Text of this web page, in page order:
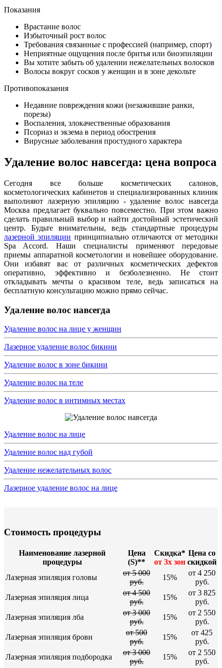
Показания
Врастание волос
Избыточный рост волос
Требования связанные с профессией (например, спорт)
Неприятные ощущения после бритья или биоэпиляции
Вы хотите забыть об удалении нежелательных волосков
Волосы вокруг сосков у женщин и в зоне декольте
Противопоказания
Недавние повреждения кожи (незажившие ранки,
порезы)
Воспаления, злокачественные образования
Псориаз и экзема в период обострения
Вирусные заболевания простудного характера
Удаление волос навсегда: цена вопроса
Сегодня все больше косметических салонов,
косметологических кабинетов и специализированных клиник
выполняют лазерную эпиляцию - удаление волос навсегда
Москва предлагает буквально повсеместно. При этом важно
сделать правильный выбор и найти достойный эстетический
центр. Будьте внимательны, ведь стандартные процедуры
лазерной эпиляции принципиально отличаются от методики
Spa Accord. Наши специалисты применяют передовые
приемы аппаратной косметологии и новейшее оборудование.
Они избавят вас от различных косметических дефектов
оперативно, эффективно и безболезненно. Не стоит
откладывать мечты о красивом теле, ведь записаться на
бесплатную консультацию можно прямо сейчас.
Удаление волос навсегда
Удаление волос на лице у женщин
Лазерное удаление волос бикини
Удаление волос в зоне бикини
Удаление волос на теле
Удаление волос в интимных местах
Удаление волос на лице
Удаление волос над губой
Удаление нежелательных волос
Лазерное удаление волос на лице
Стоимость процедуры
Наименование лазерной
процедуры
Цена
(S)**
Скидка*
от 3х зон
Цена со
скидкой
Лазерная эпиляция головы
от 5 000
руб.
15%
от 4 250
руб.
Лазерная эпиляция лица
от 4 500
руб.
15%
от 3 825
руб.
Лазерная эпиляция лба
от 3 000
руб.
15%
от 2 550
руб.
Лазерная эпиляция брови
от 500
руб.
15%
от 425
руб.
Лазерная эпиляция подбородка
от 3 000
руб.
15%
от 2 550
руб.